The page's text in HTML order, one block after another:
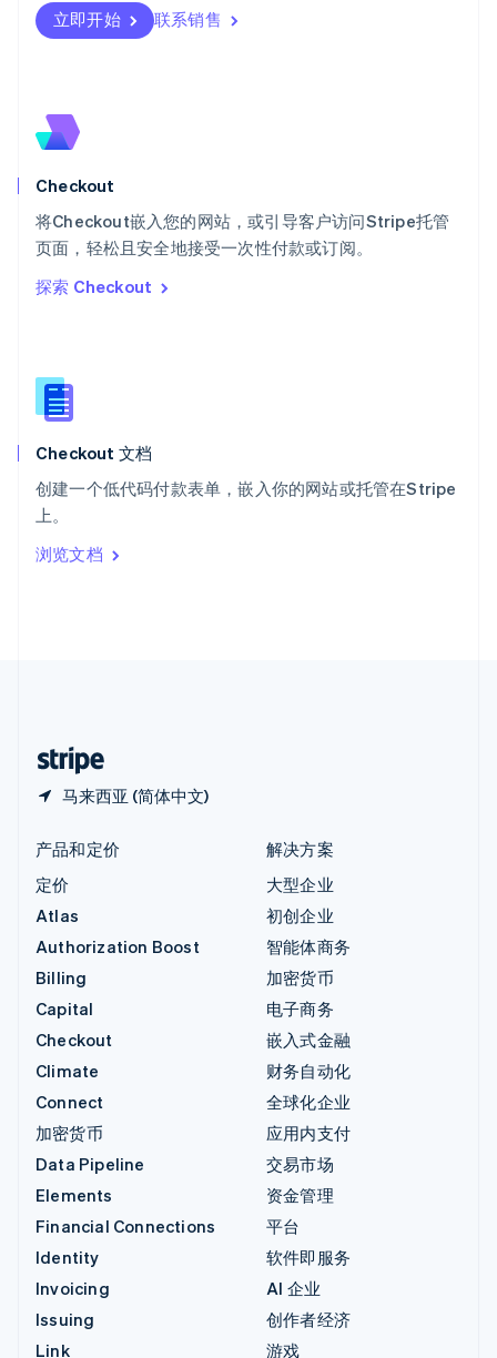
立即开始 联系销售
Checkout
将Checkout嵌入您的网站，或引导客户访问Stripe托管
页面，轻松且安全地接受一次性付款或订阅。
探索 Checkout
Checkout 文档
创建一个低代码付款表单，嵌入你的网站或托管在Stripe
上。
浏览文档
马来西亚 (简体中文)
Svenska English
瑞士
English
斯洛伐克
English
斯洛文尼亚
泰国
ไทยEnglish
English
English
新西兰
匈牙利
意大利
印度
English
产品和定价
定价
Atlas
Authorization Boost
Billing
Capital
Checkout
Climate
Connect
加密货币
Data Pipeline
Elements
Financial Connections
Identity
Invoicing
Issuing
Link
解决方案
大型企业
初创企业
智能体商务
加密货币
电子商务
嵌入式金融
财务自动化
全球化企业
应用内支付
交易市场
资金管理
平台
软件即服务
AI 企业
创作者经济
游戏